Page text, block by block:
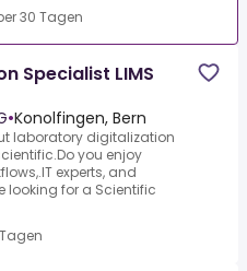
30 Tagen
Specialist LIMS
•Konolfingen, Bern
laboratory digitalization
you enjoy
experts, and
looking for a Scientific